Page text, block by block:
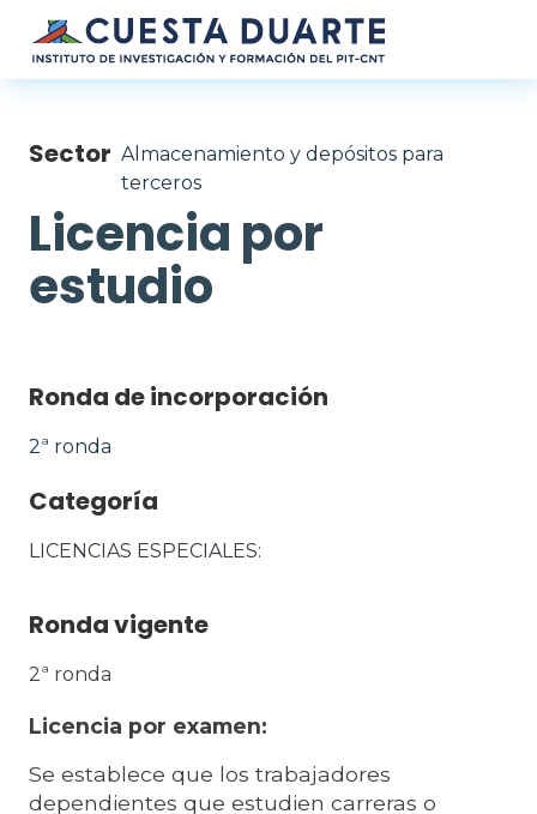
Pasar al contenido principal
Sector Almacenamiento y depósitos para
terceros
Licencia por
estudio
Ronda de incorporación
2ª ronda
Categoría
LICENCIAS ESPECIALES
Ronda vigente
2ª ronda
Licencia por examen:
Se establece que los trabajadores
dependientes que estudien carreras o